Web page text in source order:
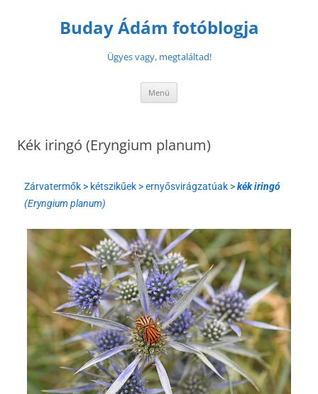
Buday Ádám fotóblogja
Ügyes vagy, megtaláltad!
Menü
Kék iringó (Eryngium planum)
Zárvatermők > kétszikűek > ernyősvirágzatúak >kék iringó
(Eryngium planum)